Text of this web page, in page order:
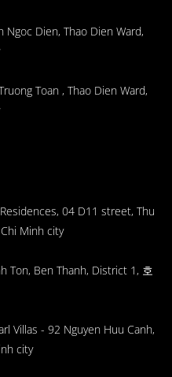
Ngoc Dien, Thao Dien Ward,
Toan , Thao Dien Ward,
04 D11 street, Thu
Minh city
Ton, Ben Thanh, District 1, 호
Villas - 92 Nguyen Huu Canh,
city